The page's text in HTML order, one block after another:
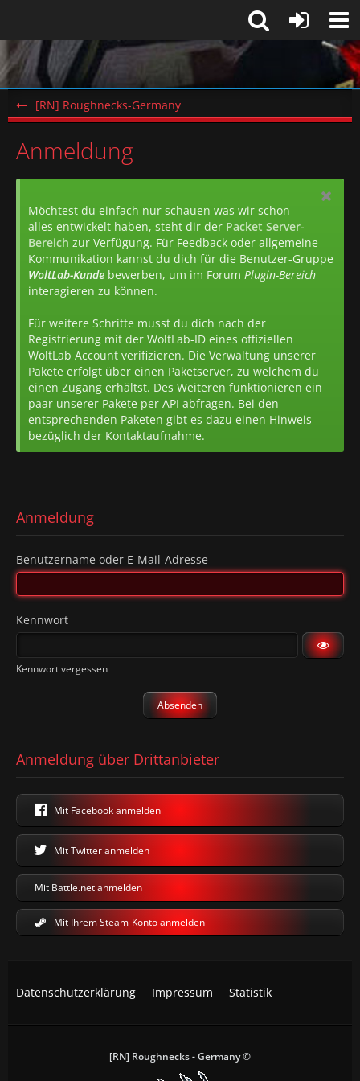
[RN] Roughnecks-Germany
Anmeldung
Möchtest du einfach nur schauen was wir schon
alles entwickelt haben, steht dir der Packet Server-
Bereich zur Verfügung. Für Feedback oder allgemeine
Kommunikation kannst du dich für die Benutzer-Gruppe
WoltLab-Kunde bewerben, um im Forum Plugin-Bereich
interagieren zu können.
Für weitere Schritte musst du dich nach der
Registrierung mit der WoltLab-ID eines offiziellen
WoltLab Account verifizieren. Die Verwaltung unserer
Pakete erfolgt über einen Paketserver, zu welchem du
einen Zugang erhältst. Des Weiteren funktionieren ein
paar unserer Pakete per API abfragen. Bei den
entsprechenden Paketen gibt es dazu einen Hinweis
bezüglich der Kontaktaufnahme.
Anmeldung
Benutzername oder E-Mail-Adresse
Kennwort
Kennwort vergessen
Anmeldung über Drittanbieter
Mit Facebook anmelden
Mit Twitter anmelden
Mit Battle.net anmelden
Mit Ihrem Steam-Konto anmelden
Datenschutzerklärung Impressum Statistik
[RN] Roughnecks - Germany ©